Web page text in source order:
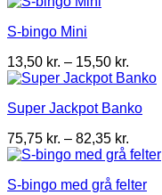
S-bingo Mini
13,50 kr. – 15,50 kr.
13,50
15,50
Super Jackpot Banko
75,75 kr. – 82,35 kr.
75,75
82,35
S-bingo med grå felter